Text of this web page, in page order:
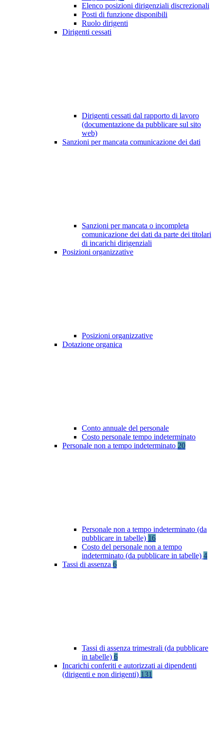
Elenco posizioni dirigenziali discrezionali
Posti di funzione disponibili
Ruolo dirigenti
Dirigenti cessati
Dirigenti cessati dal rapporto di lavoro
(documentazione da pubblicare sul sito
web)
Sanzioni per mancata comunicazione dei dati
Sanzioni per mancata o incompleta
comunicazione dei dati da parte dei titolari
di incarichi dirigenziali
Posizioni organizzative
Posizioni organizzative
Dotazione organica
Conto annuale del personale
Costo personale tempo indeterminato
Personale non a tempo indeterminato 20
Personale non a tempo indeterminato (da
pubblicare in tabelle) 16
Costo del personale non a tempo
indeterminato (da pubblicare in tabelle) 4
Tassi di assenza 6
Tassi di assenza trimestrali (da pubblicare
in tabelle) 6
Incarichi conferiti e autorizzati ai dipendenti
(dirigenti e non dirigenti) 131